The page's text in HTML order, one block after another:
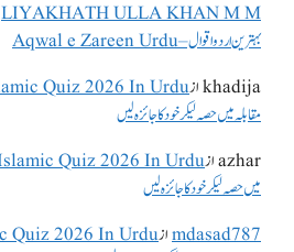
LIYAKHATH ULLA KHAN M Mاز
بہترین اردو اقوال – Aqwal e Zareen Urdu
khadijaاز
مقابلہ میں حصہ لیکر خود کا جائزہ لیں
azharاز
میں حصہ لیکر خود کا جائزہ لیں
mdasad787از